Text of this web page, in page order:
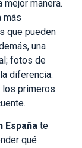
manera.
más
que pueden
una
fotos de
diferencia.
los primeros
España te
qué